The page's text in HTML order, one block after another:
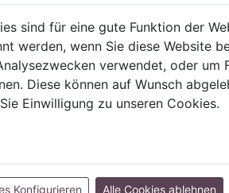
Für Irrtümer und
eines
Bildschirmdarstellung und dem
sind für eine gute Funktion der
werden, wenn Sie diese Website
verwendet, oder um
Diese können auf Wunsch
Einwilligung zu unseren Cookies.
Konfigurieren Alle Cookies ablehnen